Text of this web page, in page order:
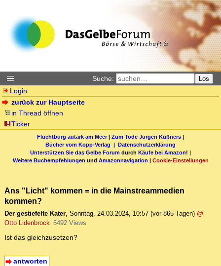
Suche: Los
Login
zurück zur Hauptseite
in Thread öffnen
Ticker
Fluchtburg autark am Meer| Zum Tode Jürgen Küßners |
Bücher vom Kopp-Verlag | Datenschutzerklärung
Unterstützen Sie das Gelbe Forum durch Käufe bei Amazon! |
Weitere Buchempfehlungen und Amazonnavigation | Cookie-Einstellungen
Ans "Licht" kommen = in die Mainstreammedien
kommen?
Der gestiefelte Kater, Sonntag, 24.03.2024, 10:57 (vor 865 Tagen) @
Otto Lidenbrock 5492 Views
Ist das gleichzusetzen?
antworten